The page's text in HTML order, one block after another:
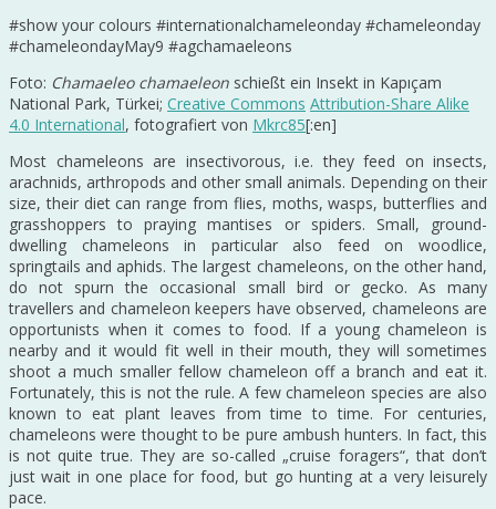
#show your colours #internationalchameleonday #chameleonday
#chameleondayMay9 #agchamaeleons
Foto: Chamaeleo chamaeleon schießt ein Insekt in Kapıçam
National Park, Türkei; Creative Commons Attribution-Share Alike
4.0 International, fotografiert von Mkrc85[:en]
Most chameleons are insectivorous, i.e. they feed on insects,
arachnids, arthropods and other small animals. Depending on their
size, their diet can range from flies, moths, wasps, butterflies and
grasshoppers to praying mantises or spiders. Small, ground-
dwelling chameleons in particular also feed on woodlice,
springtails and aphids. The largest chameleons, on the other hand,
do not spurn the occasional small bird or gecko. As many
travellers and chameleon keepers have observed, chameleons are
opportunists when it comes to food. If a young chameleon is
nearby and it would fit well in their mouth, they will sometimes
shoot a much smaller fellow chameleon off a branch and eat it.
Fortunately, this is not the rule. A few chameleon species are also
known to eat plant leaves from time to time. For centuries,
chameleons were thought to be pure ambush hunters. In fact, this
is not quite true. They are so-called „cruise foragers“, that don’t
just wait in one place for food, but go hunting at a very leisurely
pace.